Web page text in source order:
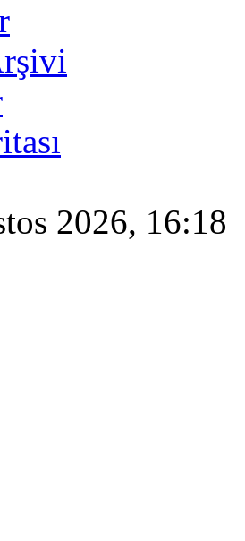
2026, 16:18